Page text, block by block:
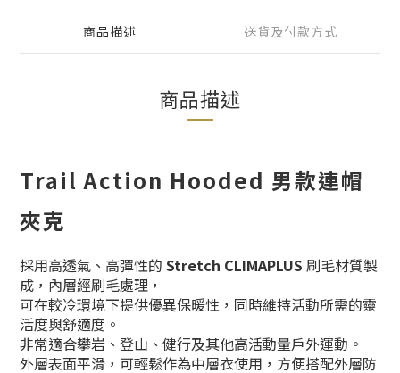
商品描述 送貨及付款方式
商品描述
Trail Action Hooded 男款連帽
夾克
採用高透氣、高彈性的 Stretch CLIMAPLUS 刷毛材質製
成，內層經刷毛處理，
可在較冷環境下提供優異保暖性，同時維持活動所需的靈
活度與舒適度。
非常適合攀岩、登山、健行及其他高活動量戶外運動。
外層表面平滑，可輕鬆作為中層衣使用，方便搭配外層防